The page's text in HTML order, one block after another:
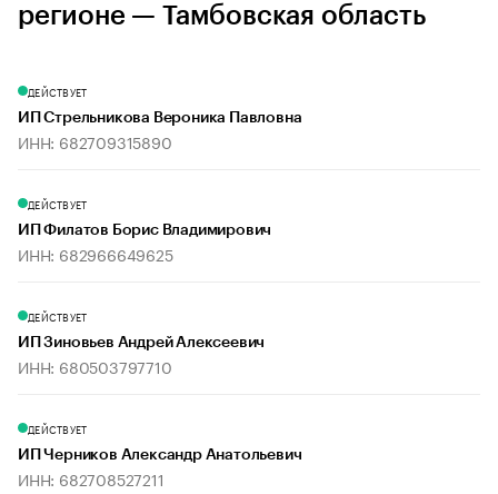
регионе — Тамбовская область
ДЕЙСТВУЕТ
ИП Стрельникова Вероника Павловна
ИНН: 682709315890
ДЕЙСТВУЕТ
ИП Филатов Борис Владимирович
ИНН: 682966649625
ДЕЙСТВУЕТ
ИП Зиновьев Андрей Алексеевич
ИНН: 680503797710
ДЕЙСТВУЕТ
ИП Черников Александр Анатольевич
ИНН: 682708527211